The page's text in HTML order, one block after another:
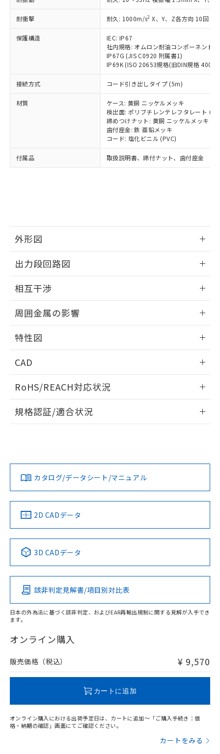
耐衝撃 耐久: 1000m/s2 X、Y、Z各方向 10回
保護構造
IEC: IP67
社内規格: オムロン耐油コンポーネント
IP67G (JIS C0920 附属書1)
IP69K (ISO 20653規格(旧DIN規格
接続方式 コード引き出しタイプ (5m)
材質
ケース: 黄銅 ニッケルメッキ
検出面: ポリブチレンテレフタレート
締めつけナット: 黄銅 ニッケルメッキ
歯付座金: 鉄 亜鉛メッキ
コード: 塩化ビニル (PVC)
付属品 取扱説明書、締付ナット、歯付座金
外形図
外形図
出力段回路図
出力段回路図
タイムチャート
相互干渉
相互干渉
A: 120mm以上、B: 100mm以上
周囲金属の影響
周囲金属の影響
以上、n: 36mm以上
特性図
検出物体の大きさと材質による影響
検出領域
CAD
ドすることができます。
ログイン/会員登録
ダウンロードデータをご利用いただく前に、以下を必ずお読
みください。
ソフトウェアの使用条件
RoHS/REACH対応状況
EU RoHS 注意事項・凡例
対応済み
中国 RoHS 注意事項・凡例
Pb Hg Cd Cr(VI)
O
在庫等で未対応品が混在する可能性があります。
問い合わせください。
規格認証/適合状況
LR型式承認
（イギリス
船舶規格）
DNV型式承認
（ノルウェー
BV型式承認
（フランス
KR型式
（韓国
No No No No
この製品の規格認証/適合状況ページへ
その他の認証はこちらのページからご検索ください
カタログ/データシート/マニュアル
2D CADデータ
3D CADデータ
該非判定見解書/項目別対比表
日本の外為法に基づく該非判定、およびEAR再輸出規制に関する見解が入手でき
ます。
オンライン購入
販売価格（税込） ¥ 9,570
カートに追加
オンライン購入における出荷予定日は、カートに追加～「ご購入手続き：価
格・納期の確認」画面にてご確認ください。
カートをみる
タに基づき作成されるものであり、閲
覧された時点での実際の在庫および標
準価格とは異なる場合があることをご
了承ください。
正式な納期状況および標準価格はお客
様のお取引先、またはお客様担当のオ
ムロン制御機器販売店・当社販売員に
ご相談ください。
オムロン制御機器販売店や当社販売拠
販売ネットワーク
」をご確認
在庫状況および標準価格結果を当社の
事前の承諾なく第三者に漏洩または開
示しないようお願いします。
マイパーツ機能（部品リスト作成サー
ビス）をご利用いただくには、I-Web
メンバーズにご登録されている必要が
※当社の共同利用者とは、"個人情報
の共同利用に関して"
用者の範囲」に記載されている法人を
鉛(Pb) 1000ppm以下、 水銀(Hg) 1000ppm以下、 カド
ミウム(Cd) 100ppm以下、
六価クロム(Cr(Ⅵ)) 1000ppm以下、ポリ臭化ビフェニル
類(PBB) 1000ppm以下、ポリ臭化ジフェニルエーテル類
(PBDE) 1000ppm以下、フタル酸ビス(2-エチルヘキシ
ル) (DEHP)(別名：DOP) 1000ppm以下、フタル酸ブチ
ルベンジル（BBP） 1000ppm以下、フタル酸ジブチル
（DBP） 1000ppm以下、フタル酸ジイソブチル
但し、RoHS指令で産業用監視および制御機器に対する
適用除外項目は除く。
フタル酸エステル類の４物質については閾値を超える意
図的な使用がないことを確認しています。
部品在庫の切り替え状況などにより、予定
月が前後することがあります。
とができます。
EU RoHS指令（10物質）の非含有証明書
51物質の非含有証明書（当社基準）
※本証明書は発行日時点で非含有を証明す
ものではありません。
また、RoHS指令のフタル酸エステル類４
物質の対応では、対応完了までの期間は出
欄に対応日を記載しておりました。
既に当社にて対応品への在庫切替を完了
していることから、特段のことがない限
す。
*中国RoHS10物質の基準値 (GB/T26572)：
Pb(鉛) :1000ppm、 Hg(水銀) : 1000ppm、 Cd(カドミウ
Cr(Ⅵ)(六価クロム) : 1000ppm、 PBBs(ポリ臭化ビフェ
ニル類) : 1000ppm、 PBDEs(ポリ臭化ジフェニルエーテ
DBP(フタル酸ジブチル) : 1000ppm、 DIBP(フタル酸ジ
イソブチル) : 1000ppm、 BBP(フタル酸ブチルベンジ
DEHP(フタル酸ビス(2-エチルヘキシル)) : 1000ppm
※2 環境保護使用期限
「ｅ」：有害物質（10物質）のすべてが基
準値以下であることを示します。
「10」：通常の使用状況下において有害物
質が外部に漏えいし、環境に深刻な影響を
及ぼさない年数を意味します。
または国外への提供する場合は、日本
国政府の輸出許可(または役務取引許
可)を取得するなどの必要な手続きを
当社は規制貨物を破棄する場合は、完
全に破砕するなど、違法に輸出されな
いよう必要な手段を講じます。
当社は貴社製品を、核兵器、ミサイ
ル、化学兵器、生物兵器またはその他
武器並びにこれらの製造装置等に一切
使用いたしません。
当社は、貴社製品を第三者に販売する
場合は、上記1、2および3の内容を当
該第三者に通知します。また当社は、
販売先および販売に係わる関係者が違
法に輸出するおそれがある場合は、取
り引きをいたしません。
一定数以上の在庫あり
一定数には満たないが在庫あり
在庫なし(最新の在庫状況につ
いては、お客様のお取引先、ま
たはお客様担当のオムロン制御
機器販売店・当社販売員にご確
認ください)
受注生産機種、また在庫状況の
情報を公開していない機種